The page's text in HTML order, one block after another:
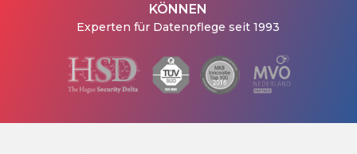
KÖNNEN
Experten für Datenpflege seit 1993